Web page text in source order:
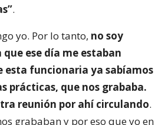
.
yo. Por lo tanto, no soy
ese día me estaban
esta funcionaria ya sabíamos
prácticas, que nos grababa.
reunión por ahí circulando.
grababan y por eso que yo en